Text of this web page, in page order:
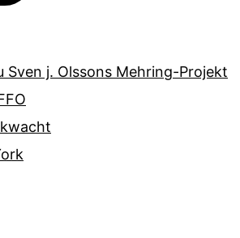
Sven j. Olssons Mehring-Projekt